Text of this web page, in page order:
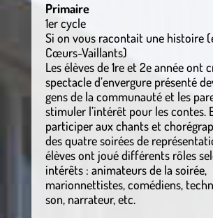
Primaire
1er cycle
Si on vous racontait une histoire
Cœurs-Vaillants)
Les élèves de 1re et 2e année ont
spectacle d’envergure présenté
gens de la communauté et les
stimuler l’intérêt pour les contes.
participer aux chants et
des quatre soirées de
élèves ont joué différents rôles
intérêts : animateurs de la soirée,
marionnettistes, comédiens,
son, narrateur, etc.